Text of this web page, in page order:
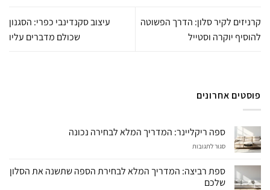
קרניזים לקיר סלון: הדרך הפשוטה
להוסיף יוקרה וסטייל
עיצוב סקנדינבי כפרי: הסגנון
שכולם מדברים עליו
פוסטים אחרונים
ספה ריקליינר: המדריך המלא לבחירה נכונה
סגור לתגובות
המדריך
ספת רביצה: המדריך המלא לבחירת הספה שתשנה את הסלון
שלכם